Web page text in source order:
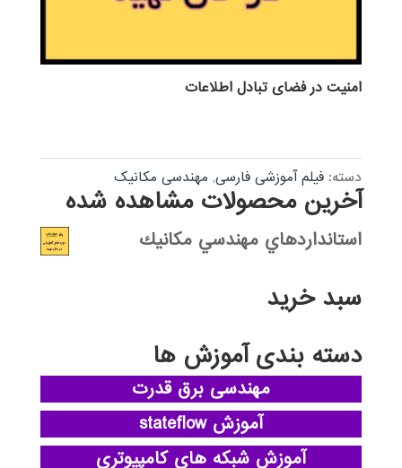
امنیت در فضای تبادل اطلاعات
دسته: فیلم آموزشی فارسی, مهندسی مکانیک
آخرین محصولات مشاهده شده
استانداردهاي مهندسي مكانيك
سبد خرید
دسته بندی آموزش ها
مهندسی برق قدرت
آموزش stateflow
آموزش شبکه های کامپیوتری